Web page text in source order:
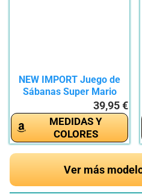
NEW IMPORT Juego de
Sábanas Super Mario
39,95 €
MEDIDAS Y
COLORES
Ver más